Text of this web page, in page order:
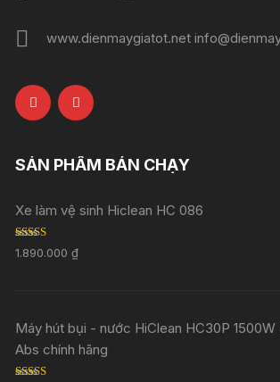
www.dienmaygiatot.net
SẢN PHẨM BÁN CHẠY
Xe làm vệ sinh Hiclean HC 086
Rated 5.00
out of 5
1.890.000₫
Máy hút bụi - nước HiClean HC30P 1500W
Abs chính hãng